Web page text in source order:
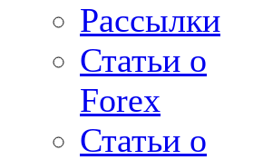
Рассылки
Статьи о
Forex
Статьи о